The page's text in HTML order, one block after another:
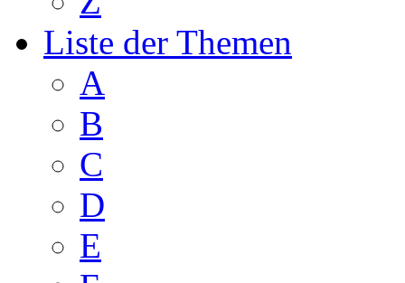
Liste der Themen
A
B
C
D
E